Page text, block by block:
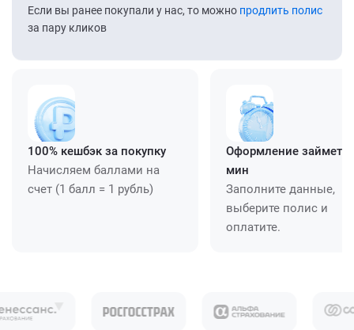
Если вы ранее покупали у нас, то можно продлить полис
за пару кликов
100% кешбэк за покупку
Начисляем баллами на
счет (1 балл = 1 рубль)
Оформление займет
мин
Заполните данные,
выберите полис и
оплатите.